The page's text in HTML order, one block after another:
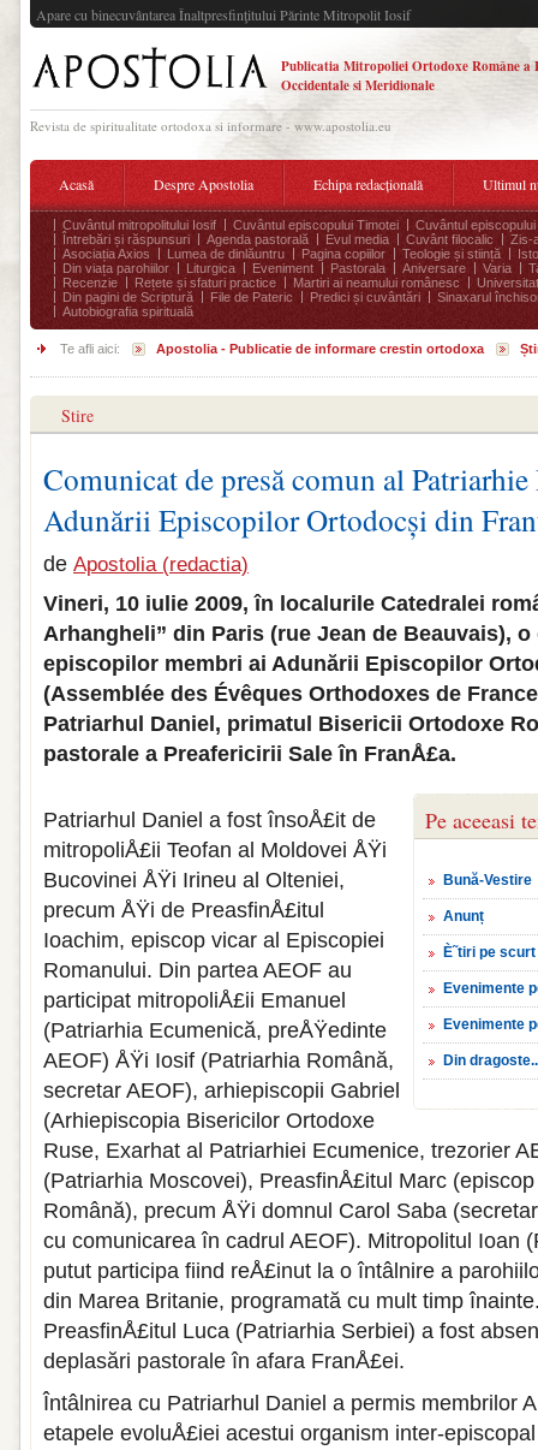
Apare cu binecuvântarea Înaltpresfinţitului Părinte Mitropolit Iosif
Publicatia Mitropoliei Ortodoxe Române a
Occidentale si Meridionale
Revista de spiritualitate ortodoxa si informare - www.apostolia.eu
Acasă Despre Apostolia Echipa redacțională Ultimul
Cuvântul mitropolitului Iosif Cuvântul episcopului Timotei
Cuvântul episcopului
Întrebări și răspunsuri
Agenda pastorală Evul media Cuvânt filocalic
Zis-
Asociația Axios
Lumea de dinlăuntru Pagina copiilor Teologie și stiință
Din viața parohiilor
Liturgica Eveniment Pastorala Aniversare Varia
Recenzie
Rețete și sfaturi practice Martiri ai neamului românesc
Din pagini de Scriptură
File de Pateric Predici și cuvântări
Sinaxarul
Autobiografia spirituală
Te afli aici: Apostolia - Publicatie de informare crestin ortodoxa
Stire
Comunicat de presă comun al
Adunării Episcopilor Ortodocși din
de Apostolia (redactia)
Vineri, 10 iulie 2009, în localurile Catedralei
Arhangheli” din Paris (rue Jean de Beauvais), o
episcopilor membri ai Adunării Episcopilor
(Assemblée des Évêques Orthodoxes de
Patriarhul Daniel, primatul Bisericii Ortodoxe
pastorale a Preafericirii Sale în FranÅ£a.
Pe aceeasi
Bună-Vestire
Anunț
È˜tiri pe scurt
Evenimente
Evenimente
Din
Patriarhul Daniel a fost însoÅ£it de
mitropoliÅ£ii Teofan al Moldovei ÅŸi
Bucovinei ÅŸi Irineu al Olteniei,
precum ÅŸi de PreasfinÅ£itul
Ioachim, episcop vicar al Episcopiei
Romanului. Din partea AEOF au
participat mitropoliÅ£ii Emanuel
(Patriarhia Ecumenică, preÅŸedinte
AEOF) ÅŸi Iosif (Patriarhia Română,
secretar AEOF), arhiepiscopii Gabriel
(Arhiepiscopia Bisericilor Ortodoxe
Ruse, Exarhat al Patriarhiei Ecumenice, trezorier
(Patriarhia Moscovei), PreasfinÅ£itul Marc
Română), precum ÅŸi domnul Carol Saba
cu comunicarea în cadrul AEOF). Mitropolitul Ioan
putut participa fiind reÅ£inut la o întâlnire a
din Marea Britanie, programată cu mult timp
PreasfinÅ£itul Luca (Patriarhia Serbiei) a fost
deplasări pastorale în afara FranÅ£ei.
Întâlnirea cu Patriarhul Daniel a permis membrilor
etapele evoluÅ£iei acestui organism inter-